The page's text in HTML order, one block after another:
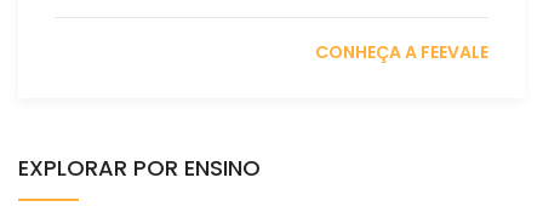
CONHEÇA A FEEVALE
EXPLORAR POR ENSINO